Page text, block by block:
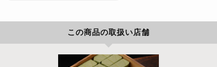
この商品の取扱い店舗